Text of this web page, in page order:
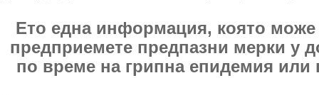
Ето една информация, която
предприемете предпазни мерки у
по време на грипна епидемия или